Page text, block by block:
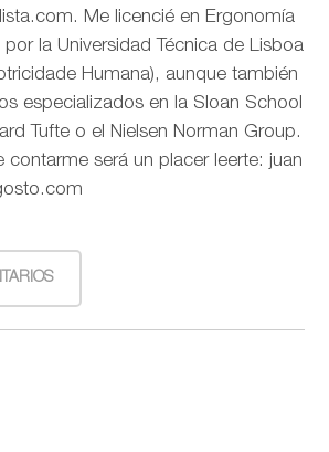
Me licencié en Ergonomía
la Universidad Técnica de Lisboa
Humana), aunque también
especializados en la Sloan School
Tufte o el Nielsen Norman Group.
contarme será un placer leerte: juan